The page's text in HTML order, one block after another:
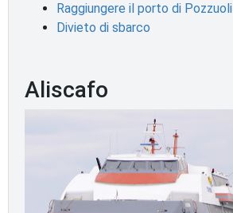
Raggiungere il porto di Pozzuoli
Divieto di sbarco
Aliscafo